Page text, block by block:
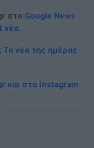
στο Google News
νέα.
Τα νέα της ημέρας
και στο Instagram